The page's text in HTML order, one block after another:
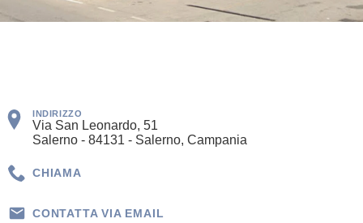
INDIRIZZO
Via San Leonardo, 51
Salerno - 84131 - Salerno, Campania
CHIAMA
CONTATTA VIA EMAIL